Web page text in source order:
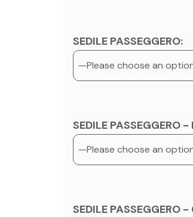
SEDILE PASSEGGERO:
SEDILE PASSEGGERO
SEDILE PASSEGGERO